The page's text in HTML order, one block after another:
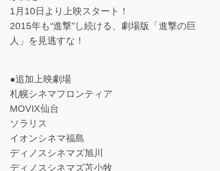
1月10日より上映スタート！
2015年も“進撃”し続ける、劇場版「進撃の巨
人」を見逃すな！
●追加上映劇場
札幌シネマフロンティア
MOVIX仙台
ソラリス
イオンシネマ福島
ディノスシネマズ旭川
ディノスシネマズ苫小牧